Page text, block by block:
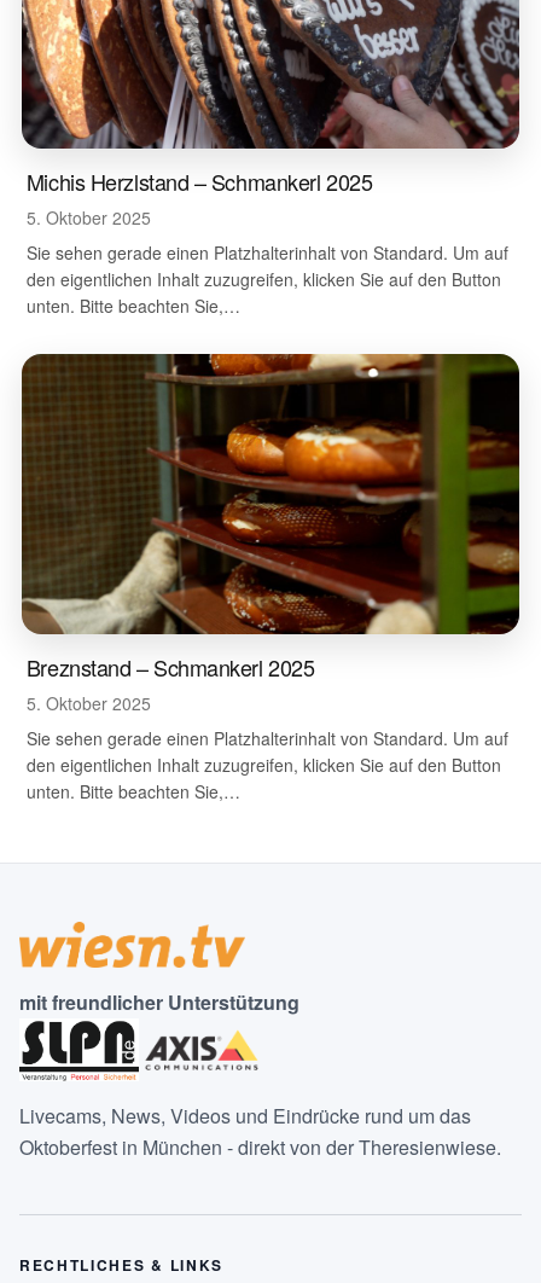
Michis Herzlstand – Schmankerl 2025
5. Oktober 2025
Sie sehen gerade einen Platzhalterinhalt von Standard. Um auf
den eigentlichen Inhalt zuzugreifen, klicken Sie auf den Button
unten. Bitte beachten Sie,…
Breznstand – Schmankerl 2025
5. Oktober 2025
Sie sehen gerade einen Platzhalterinhalt von Standard. Um auf
den eigentlichen Inhalt zuzugreifen, klicken Sie auf den Button
unten. Bitte beachten Sie,…
mit freundlicher Unterstützung
Livecams, News, Videos und Eindrücke rund um das
Oktoberfest in München - direkt von der Theresienwiese.
RECHTLICHES & LINKS